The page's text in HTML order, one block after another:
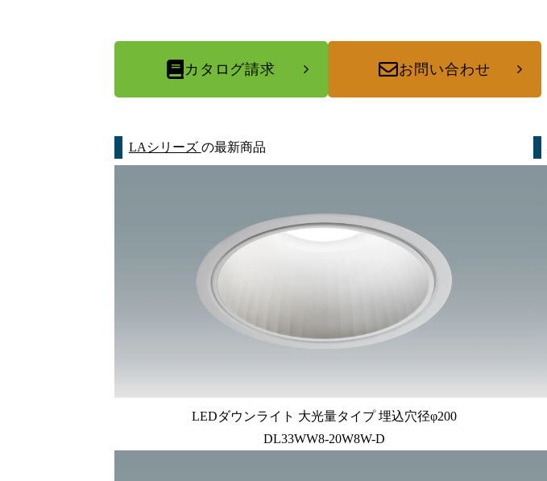
カタログ請求 お問い合わせ
LAシリーズ の最新商品
LEDダウンライト 大光量タイプ 埋込穴径φ200
DL33WW8-20W8W-D